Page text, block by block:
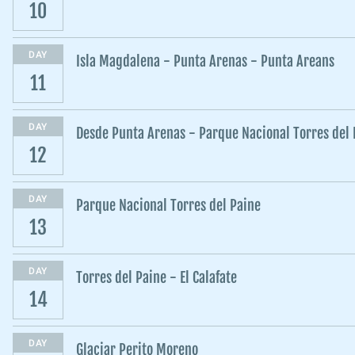
10
DAY
11
Isla Magdalena - Punta Arenas - Punta Areans
DAY
12
Desde Punta Arenas - Parque Nacional Torres del
DAY
13
Parque Nacional Torres del Paine
DAY
14
Torres del Paine - El Calafate
DAY Glaciar Perito Moreno